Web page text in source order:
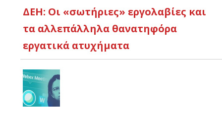
ΔΕΗ: Οι «σωτήριες» εργολαβίες και
τα αλλεπάλληλα θανατηφόρα
εργατικά ατυχήματα